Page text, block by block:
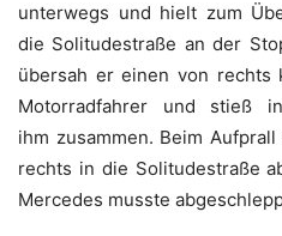
unterwegs und hielt zum
die Solitudestraße an der
übersah er einen von rechts
Motorradfahrer und stieß
ihm zusammen. Beim
rechts in die Solitudestraße
Mercedes musste